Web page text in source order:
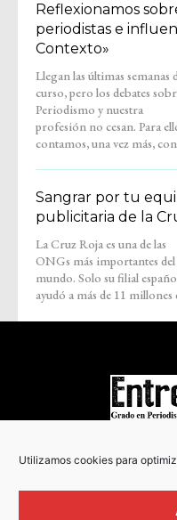
Utilizamos cookies para
Reflexionamos
periodistas e
Contexto»
Llegan las últimas semanas
curso, pero los debates
Periodismo y nuestra
profesión no cesan. Para
contamos, una vez más, con
nuestro propio podcast
#Entremedios. Laura
Adriana Pérez, Gisela de Mur
Sangrar por tu
publicitaria de la
La Cruz Roja es una de las
ONGs más importantes del
mundo. Solo su filial
ayudó a más de 11 millones
personas en el mundo, pero
en 2023 tuvo problemas para
cumplir sus objetivos